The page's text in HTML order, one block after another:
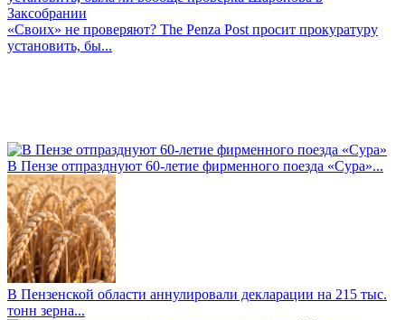
«Своих» не проверяют? The Penza Post просит прокуратуру
установить, бы...
В Пензе отпразднуют 60-летие фирменного поезда «Сура»...
В Пензенской области аннулировали декларации на 215 тыс.
тонн зерна...